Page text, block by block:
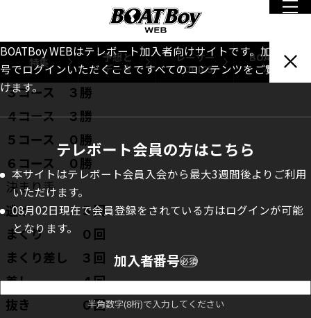
特集
予想と
データ
レーサー
TOPICS
BOATBoy
本誌
BOATBoy WEBはテレボート加入者向けサイトです。加入者番
号でログインいただくことですべてのコンテンツをご覧いただ
けます。
テレボート会員の方はこちら
本サイトはテレボート会員入会から最大3週間後よりご利用
いただけます。
08月02日現在で会員登録をされている方はログインが可能
となります。
加入者番号必須
半角数字(8桁)で入力してください
ＰＧⅠレディースチャンピオン５日目
１コース ５勝
２コース １勝
３コース ３勝
４コース ３勝
５コース ０勝
６コース ０勝
決まり手
逃げ ５回
まくり ０回
まくり差し ３回
差し ４回
抜き ０回